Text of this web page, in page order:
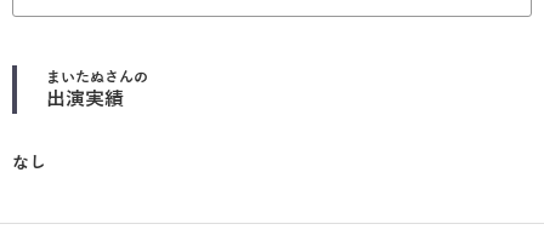
まいたぬさんの
出演実績
なし